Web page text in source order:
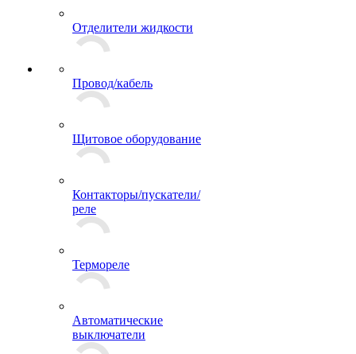
Отделители жидкости
Провод/кабель
Щитовое оборудование
Контакторы/пускатели/
реле
Термореле
Автоматические
выключатели